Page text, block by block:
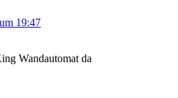
19:47
Wandautomat da